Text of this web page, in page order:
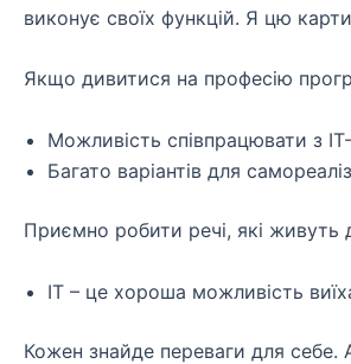
виконує своїх функцій. Я цю
Якщо дивитися на професію
Можливість співпрацювати з
Багато варіантів для
Приємно робити речі, які живуть
IT – це хороша можливість
Кожен знайде переваги для себе.